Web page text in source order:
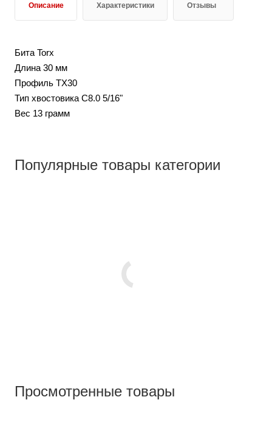
Описание Характеристики Отзывы
Бита Torx
Длина 30 мм
Профиль TX30
Тип хвостовика С8.0 5/16"
Вес 13 грамм
Популярные товары категории
Просмотренные товары